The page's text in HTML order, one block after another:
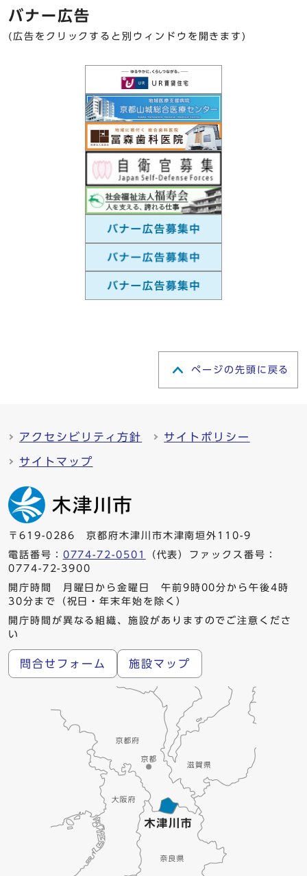
バナー広告
(広告をクリックすると別ウィンドウを開きます)
ページの先頭に戻る
アクセシビリティ方針 サイトポリシー
サイトマップ
〒619-0286 京都府木津川市木津南垣外110-9
電話番号： 0774-72-0501
（代表）ファックス番号：
0774-72-3900
開庁時間 月曜日から金曜日 午前9時00分から午後4時
30分まで（祝日・年末年始を除く）
開庁時間が異なる組織、施設がありますのでご注意くださ
い
問合せフォーム 施設マップ